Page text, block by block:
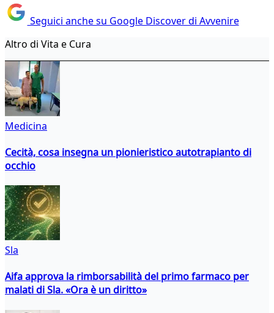
Seguici anche su Google Discover di Avvenire
Altro di Vita e Cura
Medicina
Cecità, cosa insegna un pionieristico autotrapianto di
occhio
Sla
Aifa approva la rimborsabilità del primo farmaco per
malati di Sla. «Ora è un diritto»